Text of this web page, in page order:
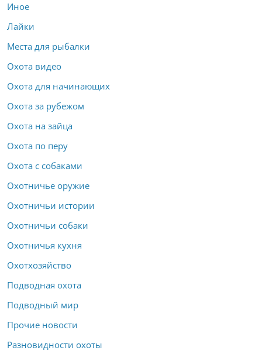
Иное
Лайки
Места для рыбалки
Охота видео
Охота для начинающих
Охота за рубежом
Охота на зайца
Охота по перу
Охота с собаками
Охотничье оружие
Охотничьи истории
Охотничьи собаки
Охотничья кухня
Охотхозяйство
Подводная охота
Подводный мир
Прочие новости
Разновидности охоты